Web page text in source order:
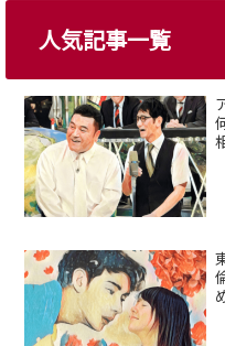
人気記事一覧